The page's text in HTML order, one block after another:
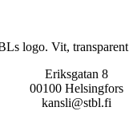
Eriksgatan 8
00100 Helsingfors
kansli@stbl.fi